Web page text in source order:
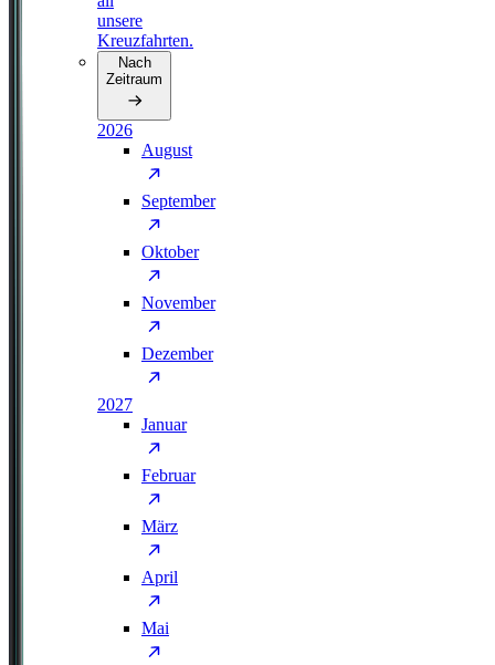
unsere
Kreuzfahrten.
Nach
Zeitraum
2026
August
September
Oktober
November
Dezember
2027
Januar
Februar
März
April
Mai